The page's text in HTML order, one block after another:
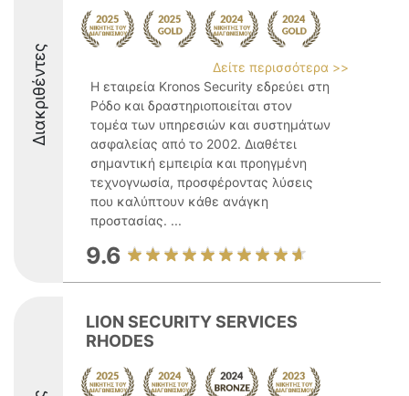
Διακριθέντες
Δείτε περισσότερα >>
Η εταιρεία Kronos Security εδρεύει στη
Ρόδο και δραστηριοποιείται στον
τομέα των υπηρεσιών και συστημάτων
ασφαλείας από το 2002. Διαθέτει
σημαντική εμπειρία και προηγμένη
τεχνογνωσία, προσφέροντας λύσεις
που καλύπτουν κάθε ανάγκη
προστασίας. ...
9.6
LION SECURITY SERVICES
RHODES